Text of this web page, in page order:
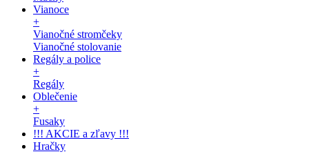
Vianoce
+
Vianočné stromčeky
Vianočné stolovanie
Regály a police
+
Regály
Oblečenie
+
Fusaky
!!! AKCIE a zľavy !!!
Hračky